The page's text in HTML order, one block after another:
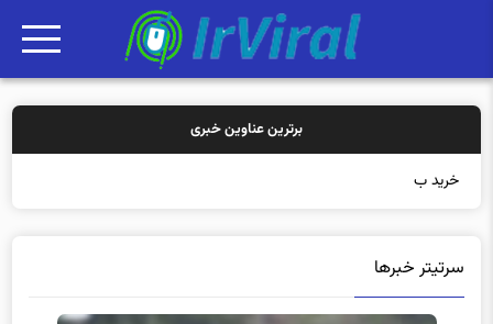
برترین عناوین خبری
خرید بیمه: سنتی
سرتیتر خبرها